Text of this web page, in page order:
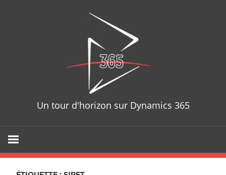
Un tour d'horizon sur Dynamics 365